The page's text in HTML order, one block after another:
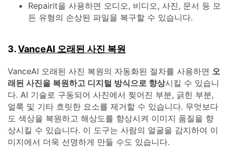
Repairit을 사용하면 오디오, 비디오, 사진, 문서 등 모
든 유형의 손상된 파일을 복구할 수 있습니다.
3.VanceAI 오래된 사진 복원
VanceAI 오래된 사진 복원의 자동화된 절차를 사용하면 오
래된 사진을 복원하고 디지털 방식으로 향상시킬 수 있습니
다. AI 기술로 구동되어 사진에서 찢어진 부분, 긁힌 부분,
얼룩 및 기타 흐릿한 요소를 제거할 수 있습니다. 무엇보다
도 색상을 복원하고 해상도를 향상시켜 이미지 품질을 향
상시킬 수 있습니다. 이 도구는 사람의 얼굴을 감지하여 이
미지에서 더욱 선명하게 만들 수도 있습니다.